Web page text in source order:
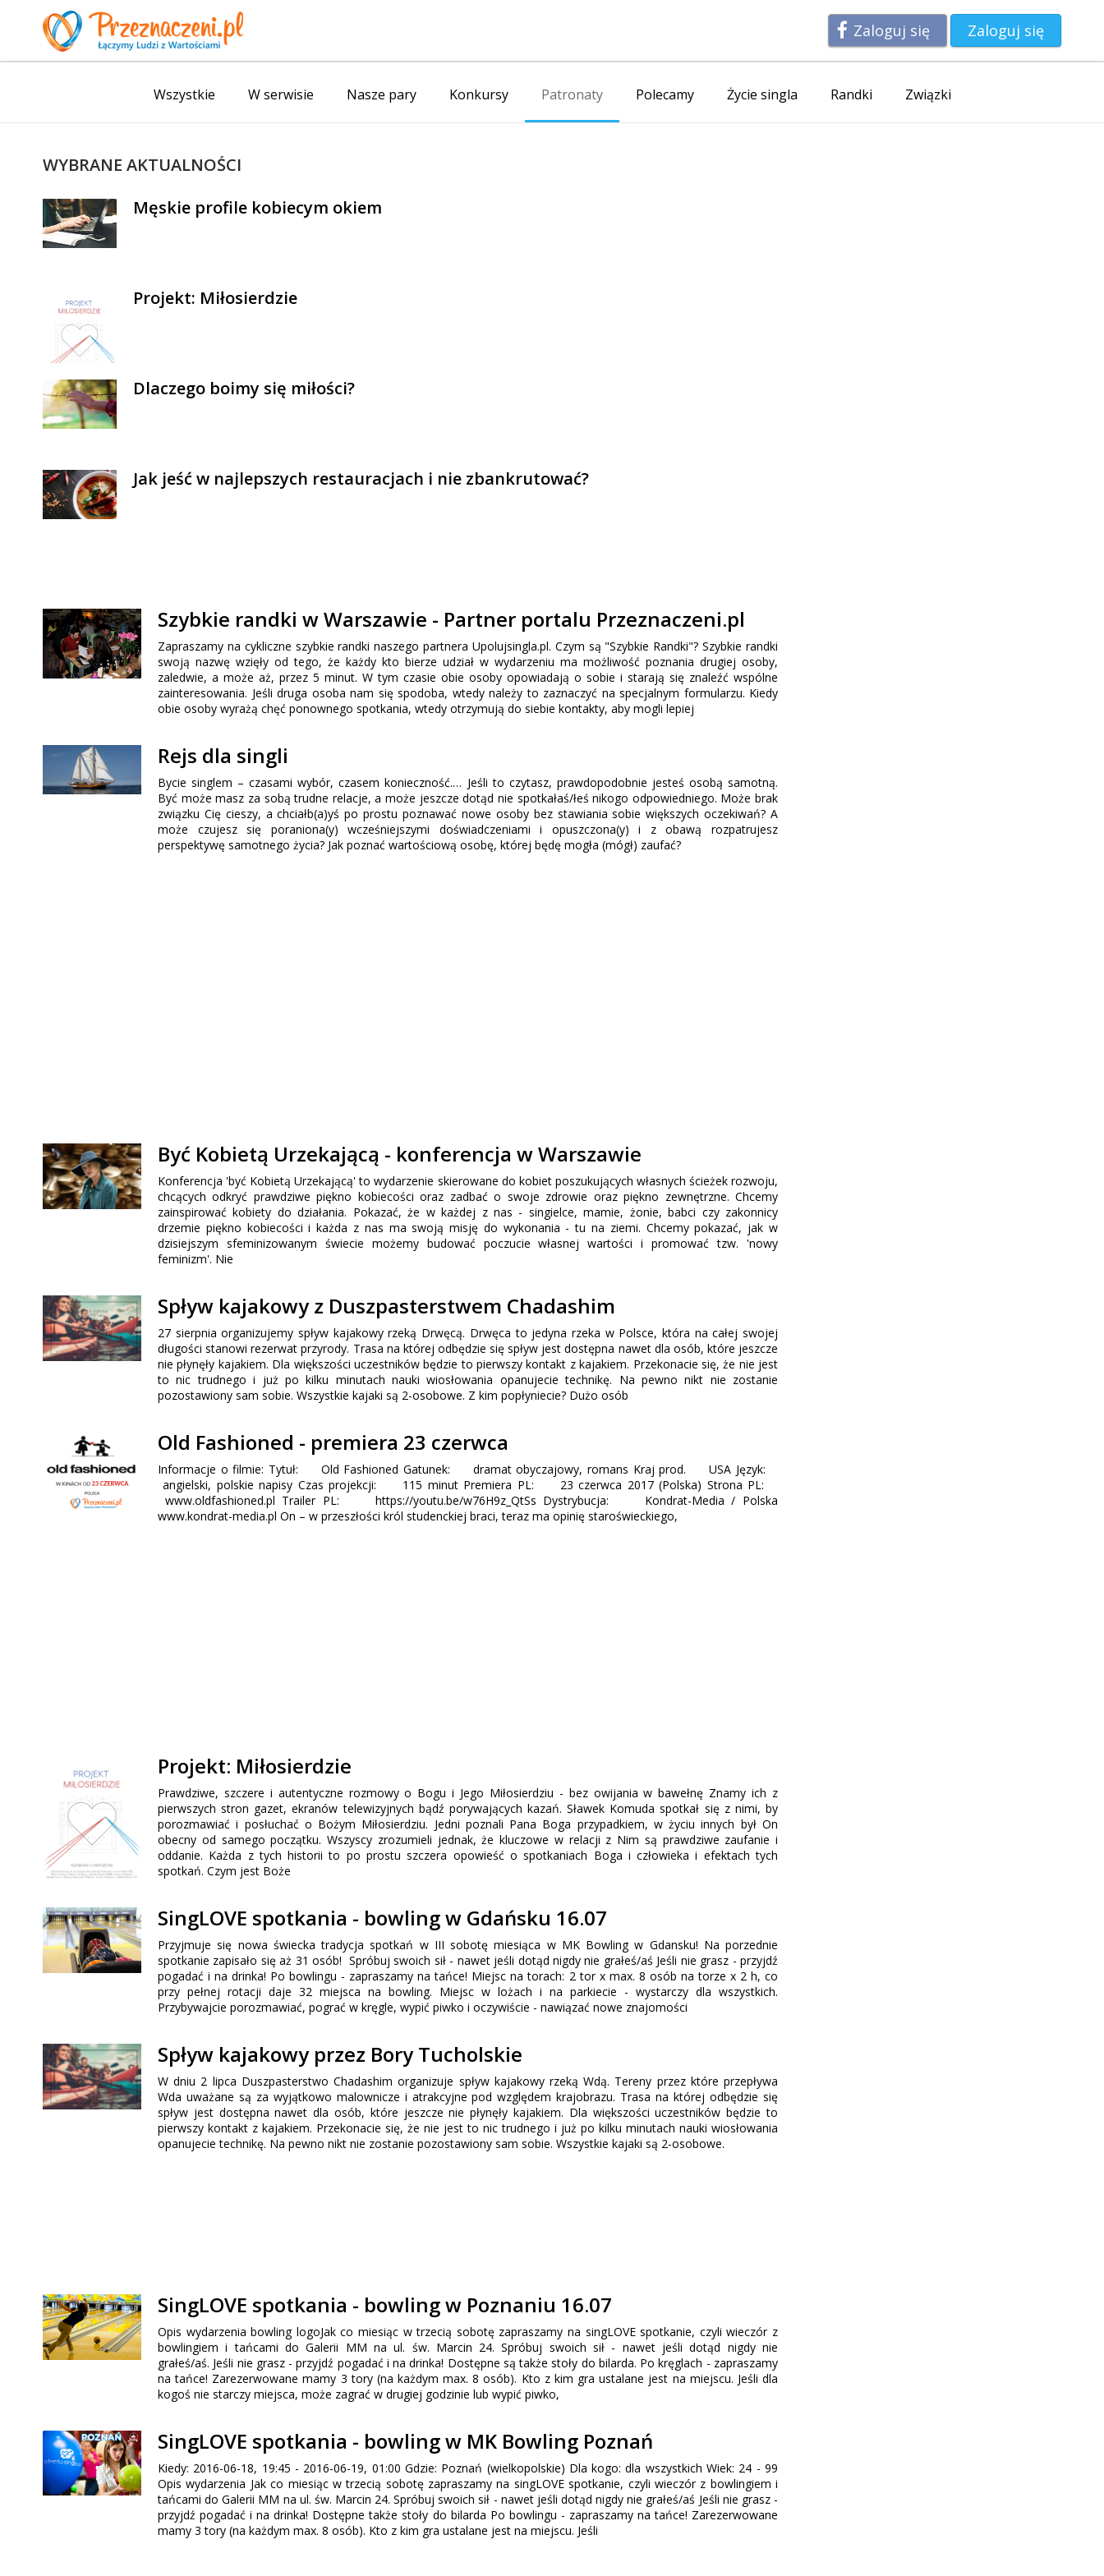
Zaloguj się Zaloguj się
Wszystkie W serwisie Nasze pary Konkursy Patronaty Polecamy Życie singla Randki Związki
WYBRANE AKTUALNOŚCI
Męskie profile kobiecym okiem
Projekt: Miłosierdzie
Dlaczego boimy się miłości?
Jak jeść w najlepszych restauracjach i nie zbankrutować?
Szybkie randki w Warszawie - Partner portalu Przeznaczeni.pl
Zapraszamy na cykliczne szybkie randki naszego partnera Upolujsingla.pl. Czym są "Szybkie Randki"? Szybkie randki
swoją nazwę wzięły od tego, że każdy kto bierze udział w wydarzeniu ma możliwość poznania drugiej osoby,
zaledwie, a może aż, przez 5 minut. W tym czasie obie osoby opowiadają o sobie i starają się znaleźć wspólne
zainteresowania. Jeśli druga osoba nam się spodoba, wtedy należy to zaznaczyć na specjalnym formularzu. Kiedy
obie osoby wyrażą chęć ponownego spotkania, wtedy otrzymują do siebie kontakty, aby mogli lepiej
Rejs dla singli
Bycie singlem – czasami wybór, czasem konieczność.… Jeśli to czytasz, prawdopodobnie jesteś osobą samotną.
Być może masz za sobą trudne relacje, a może jeszcze dotąd nie spotkałaś/łeś nikogo odpowiedniego. Może brak
związku Cię cieszy, a chciałb(a)yś po prostu poznawać nowe osoby bez stawiania sobie większych oczekiwań? A
może czujesz się poraniona(y) wcześniejszymi doświadczeniami i opuszczona(y) i z obawą rozpatrujesz
perspektywę samotnego życia? Jak poznać wartościową osobę, której będę mogła (mógł) zaufać?
Być Kobietą Urzekającą - konferencja w Warszawie
Konferencja 'być Kobietą Urzekającą' to wydarzenie skierowane do kobiet poszukujących własnych ścieżek rozwoju,
chcących odkryć prawdziwe piękno kobiecości oraz zadbać o swoje zdrowie oraz piękno zewnętrzne. Chcemy
zainspirować kobiety do działania. Pokazać, że w każdej z nas - singielce, mamie, żonie, babci czy zakonnicy
drzemie piękno kobiecości i każda z nas ma swoją misję do wykonania - tu na ziemi. Chcemy pokazać, jak w
dzisiejszym sfeminizowanym świecie możemy budować poczucie własnej wartości i promować tzw. 'nowy
feminizm'. Nie
Spływ kajakowy z Duszpasterstwem Chadashim
27 sierpnia organizujemy spływ kajakowy rzeką Drwęcą. Drwęca to jedyna rzeka w Polsce, która na całej swojej
długości stanowi rezerwat przyrody. Trasa na której odbędzie się spływ jest dostępna nawet dla osób, które jeszcze
nie płynęły kajakiem. Dla większości uczestników będzie to pierwszy kontakt z kajakiem. Przekonacie się, że nie jest
to nic trudnego i już po kilku minutach nauki wiosłowania opanujecie technikę. Na pewno nikt nie zostanie
pozostawiony sam sobie. Wszystkie kajaki są 2-osobowe. Z kim popłyniecie? Dużo osób
Old Fashioned - premiera 23 czerwca
Informacje o filmie: Tytuł: Old Fashioned Gatunek: dramat obyczajowy, romans Kraj prod. USA Język:
angielski, polskie napisy Czas projekcji: 115 minut Premiera PL: 23 czerwca 2017 (Polska) Strona PL:
www.oldfashioned.pl Trailer PL: https://youtu.be/w76H9z_QtSs Dystrybucja: Kondrat-Media / Polska
www.kondrat-media.pl On – w przeszłości król studenckiej braci, teraz ma opinię staroświeckiego,
Projekt: Miłosierdzie
Prawdziwe, szczere i autentyczne rozmowy o Bogu i Jego Miłosierdziu - bez owijania w bawełnę Znamy ich z
pierwszych stron gazet, ekranów telewizyjnych bądź porywających kazań. Sławek Komuda spotkał się z nimi, by
porozmawiać i posłuchać o Bożym Miłosierdziu. Jedni poznali Pana Boga przypadkiem, w życiu innych był On
obecny od samego początku. Wszyscy zrozumieli jednak, że kluczowe w relacji z Nim są prawdziwe zaufanie i
oddanie. Każda z tych historii to po prostu szczera opowieść o spotkaniach Boga i człowieka i efektach tych
spotkań. Czym jest Boże
SingLOVE spotkania - bowling w Gdańsku 16.07
Przyjmuje się nowa świecka tradycja spotkań w III sobotę miesiąca w MK Bowling w Gdansku! Na porzednie
spotkanie zapisało się aż 31 osób! Spróbuj swoich sił - nawet jeśli dotąd nigdy nie grałeś/aś Jeśli nie grasz - przyjdź
pogadać i na drinka! Po bowlingu - zapraszamy na tańce! Miejsc na torach: 2 tor x max. 8 osób na torze x 2 h, co
przy pełnej rotacji daje 32 miejsca na bowling. Miejsc w lożach i na parkiecie - wystarczy dla wszystkich.
Przybywajcie porozmawiać, pograć w kręgle, wypić piwko i oczywiście - nawiązać nowe znajomości
Spływ kajakowy przez Bory Tucholskie
W dniu 2 lipca Duszpasterstwo Chadashim organizuje spływ kajakowy rzeką Wdą. Tereny przez które przepływa
Wda uważane są za wyjątkowo malownicze i atrakcyjne pod względem krajobrazu. Trasa na której odbędzie się
spływ jest dostępna nawet dla osób, które jeszcze nie płynęły kajakiem. Dla większości uczestników będzie to
pierwszy kontakt z kajakiem. Przekonacie się, że nie jest to nic trudnego i już po kilku minutach nauki wiosłowania
opanujecie technikę. Na pewno nikt nie zostanie pozostawiony sam sobie. Wszystkie kajaki są 2-osobowe.
SingLOVE spotkania - bowling w Poznaniu 16.07
Opis wydarzenia bowling logoJak co miesiąc w trzecią sobotę zapraszamy na singLOVE spotkanie, czyli wieczór z
bowlingiem i tańcami do Galerii MM na ul. św. Marcin 24. Spróbuj swoich sił - nawet jeśli dotąd nigdy nie
grałeś/aś. Jeśli nie grasz - przyjdź pogadać i na drinka! Dostępne są także stoły do bilarda. Po kręglach - zapraszamy
na tańce! Zarezerwowane mamy 3 tory (na każdym max. 8 osób). Kto z kim gra ustalane jest na miejscu. Jeśli dla
kogoś nie starczy miejsca, może zagrać w drugiej godzinie lub wypić piwko,
SingLOVE spotkania - bowling w MK Bowling Poznań
Kiedy: 2016-06-18, 19:45 - 2016-06-19, 01:00 Gdzie: Poznań (wielkopolskie) Dla kogo: dla wszystkich Wiek: 24 - 99
Opis wydarzenia Jak co miesiąc w trzecią sobotę zapraszamy na singLOVE spotkanie, czyli wieczór z bowlingiem i
tańcami do Galerii MM na ul. św. Marcin 24. Spróbuj swoich sił - nawet jeśli dotąd nigdy nie grałeś/aś Jeśli nie grasz -
przyjdź pogadać i na drinka! Dostępne także stoły do bilarda Po bowlingu - zapraszamy na tańce! Zarezerwowane
mamy 3 tory (na każdym max. 8 osób). Kto z kim gra ustalane jest na miejscu. Jeśli